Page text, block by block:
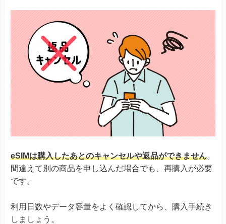
eSIMは購入したあとのキャンセルや返品ができません。
間違えて別の商品を申し込んだ場合でも、再購入が必要
です。
利用日数やデータ容量をよく確認してから、購入手続き
しましょう。